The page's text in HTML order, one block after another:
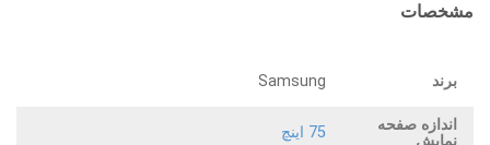
مشخصات
برند Samsung
اندازه صفحه
75 اینچ